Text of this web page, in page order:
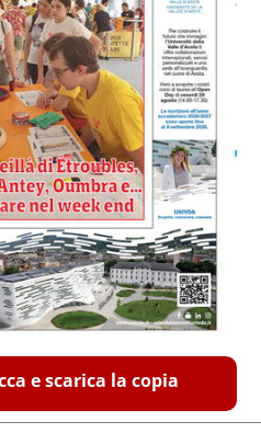
e scarica la copia